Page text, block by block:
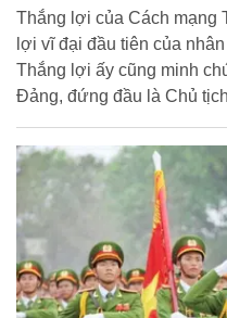
Thắng lợi của Cách mạng
lợi vĩ đại đầu tiên của
Thắng lợi ấy cũng minh
Ðảng, đứng đầu là Chủ